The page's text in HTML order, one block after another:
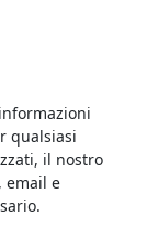
qualsiasi
il nostro
email e